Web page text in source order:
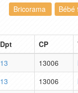
Bricorama Bébé
Dpt CP
13
13006
13
13006